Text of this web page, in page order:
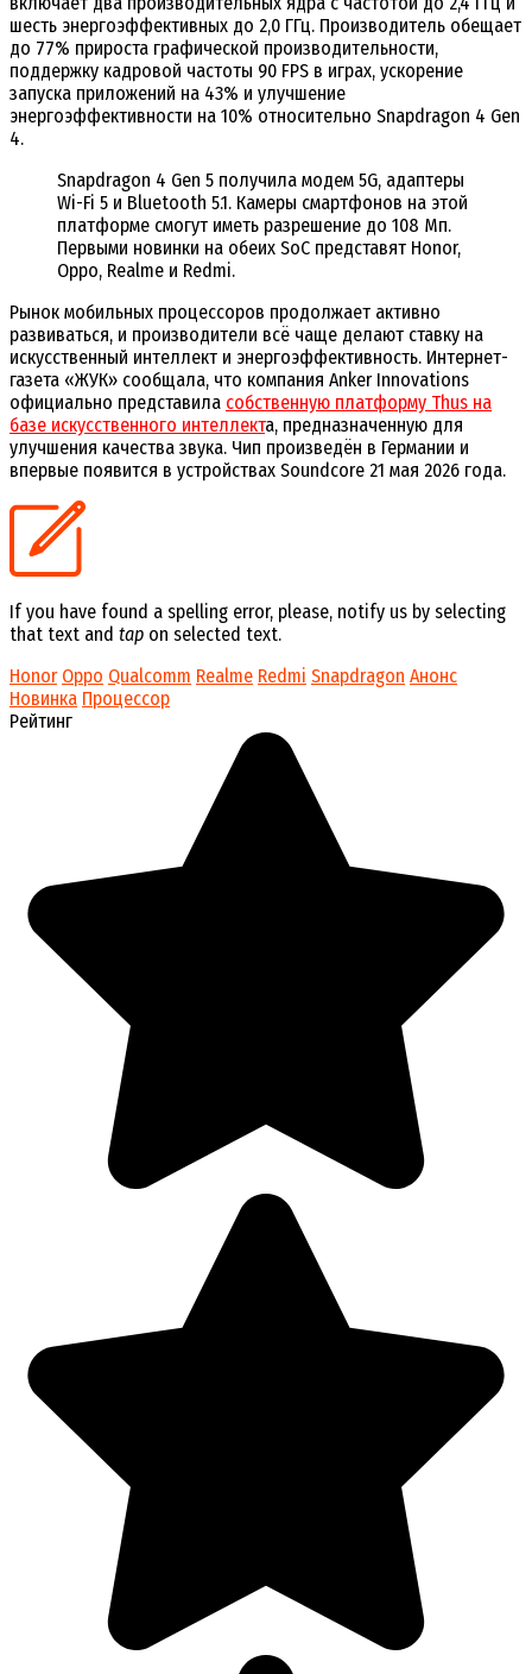
шесть энергоэффективных до 2,0 ГГц. Производитель обещает
до 77% прироста графической производительности,
поддержку кадровой частоты 90 FPS в играх, ускорение
запуска приложений на 43% и улучшение
энергоэффективности на 10% относительно Snapdragon 4 Gen
4.
Snapdragon 4 Gen 5 получила модем 5G, адаптеры
Wi-Fi 5 и Bluetooth 5.1. Камеры смартфонов на этой
платформе смогут иметь разрешение до 108 Мп.
Первыми новинки на обеих SoC представят Honor,
Oppo, Realme и Redmi.
Рынок мобильных процессоров продолжает активно
развиваться, и производители всё чаще делают ставку на
искусственный интеллект и энергоэффективность. Интернет-
газета «ЖУК» сообщала, что компания Anker Innovations
официально представила собственную платформу Thus на
базе искусственного интеллекта, предназначенную для
улучшения качества звука. Чип произведён в Германии и
впервые появится в устройствах Soundcore 21 мая 2026 года.
If you have found a spelling error, please, notify us by selecting
that text and tap on selected text.
Honor Oppo Qualcomm Realme Redmi Snapdragon Анонс
Новинка Процессор
Рейтинг